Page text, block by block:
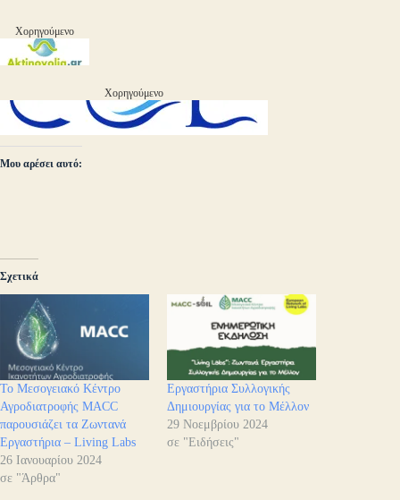
Χορηγούμενο
Χορηγούμενο
Μου αρέσει αυτό:
Σχετικά
Το Μεσογειακό Κέντρο
Αγροδιατροφής MACC
παρουσιάζει τα Ζωντανά
Εργαστήρια – Living Labs
26 Ιανουαρίου 2024
σε "Άρθρα"
Εργαστήρια Συλλογικής
Δημιουργίας για το Μέλλον
29 Νοεμβρίου 2024
σε "Ειδήσεις"